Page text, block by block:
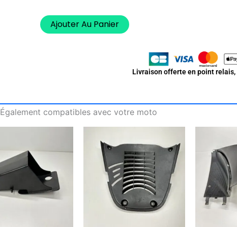
Selle
Ajouter Au Panier
Livraison offerte en point
Également compatibles avec votre moto